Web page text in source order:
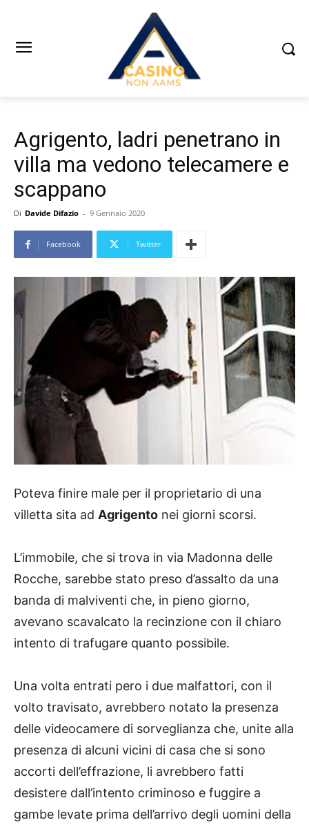
Agrigento, ladri penetrano in
villa ma vedono telecamere e
scappano
Di Davide Difazio - 9 Gennaio 2020
Facebook Twitter
Poteva finire male per il proprietario di una
villetta sita ad Agrigento nei giorni scorsi.
L’immobile, che si trova in via Madonna delle
Rocche, sarebbe stato preso d’assalto da una
banda di malviventi che, in pieno giorno,
avevano scavalcato la recinzione con il chiaro
intento di trafugare quanto possibile.
Una volta entrati pero i due malfattori, con il
volto travisato, avrebbero notato la presenza
delle videocamere di sorveglianza che, unite alla
presenza di alcuni vicini di casa che si sono
accorti dell’effrazione, li avrebbero fatti
desistere dall’intento criminoso e fuggire a
gambe levate prima dell’arrivo degli uomini della